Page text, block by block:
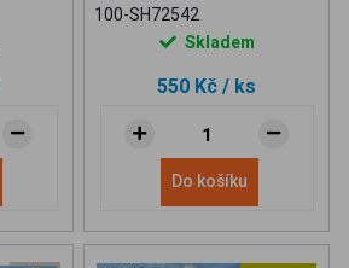
100-SH72542
Skladem
550 Kč / ks
Do košíku